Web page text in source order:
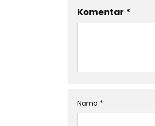
Komentar *
Nama *